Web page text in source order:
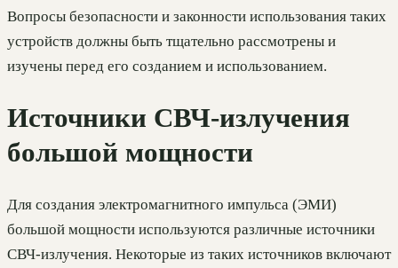
Вопросы безопасности и законности использования таких
устройств должны быть тщательно рассмотрены и
изучены перед его созданием и использованием.
Источники СВЧ-излучения
большой мощности
Для создания электромагнитного импульса (ЭМИ)
большой мощности используются различные источники
СВЧ-излучения. Некоторые из таких источников включают